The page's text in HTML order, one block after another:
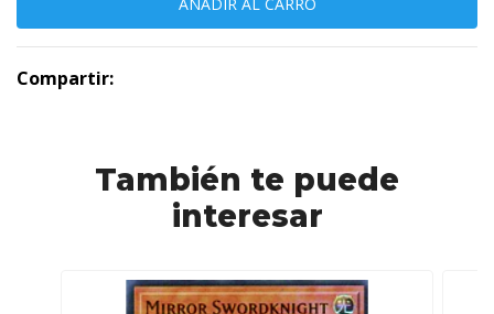
Compartir:
También te puede
interesar